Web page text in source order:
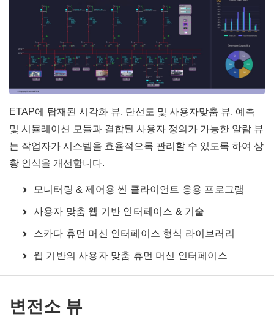
ETAP에 탑재된 시각화 뷰, 단선도 및 사용자맞춤 뷰, 예측
및 시뮬레이션 모듈과 결합된 사용자 정의가 가능한 알람 뷰
는 작업자가 시스템을 효율적으록 관리할 수 있도록 하여 상
황 인식을 개선합니다.
모니터링 & 제어용 씬 클라이언트 응용 프로그램
사용자 맞춤 웹 기반 인터페이스 & 기술
스카다 휴먼 머신 인터페이스 형식 라이브러리
웹 기반의 사용자 맞춤 휴먼 머신 인터페이스
변전소 뷰